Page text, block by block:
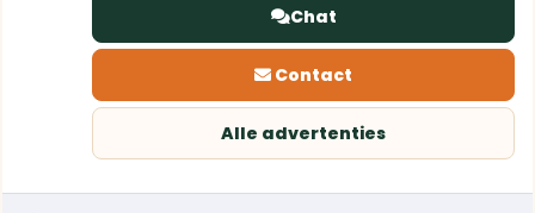
Chat
Contact
Alle advertenties